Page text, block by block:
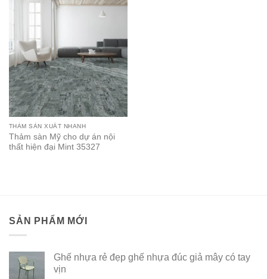
THẢM SẢN XUẤT NHANH
Thảm sàn Mỹ cho dự án nội
thất hiện đại Mint 35327
SẢN PHẨM MỚI
Ghế nhựa rẻ đẹp ghế nhựa đúc giả mây có tay
vịn